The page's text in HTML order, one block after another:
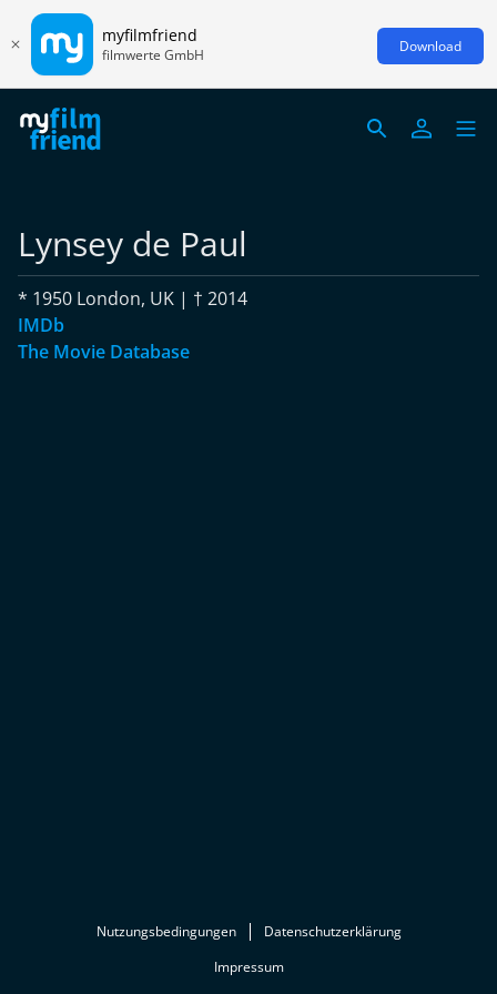
myfilmfriend
filmwerte GmbH Download
Lynsey de Paul
* 1950 London, UK | † 2014
IMDb
The Movie Database
Nutzungsbedingungen
Datenschutzerklärung
Impressum